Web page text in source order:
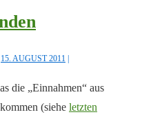
15. AUGUST 2011
die „Einnahmen“ aus
(siehe letzten